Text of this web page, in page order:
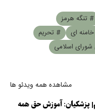
# تنگه هرمز
ای
# تحریم
اسلامی
مشاهده همه ویدئو ها
پزشکیان: آموزش حق همه